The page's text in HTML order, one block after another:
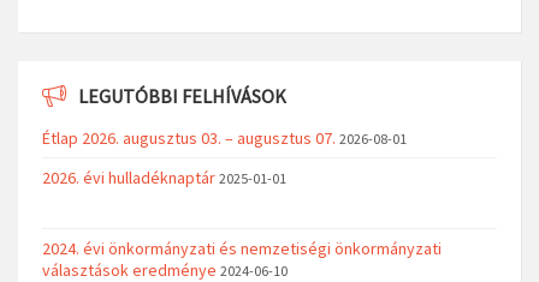
LEGUTÓBBI FELHÍVÁSOK
Étlap 2026. augusztus 03. – augusztus 07. 2026-08-01
2026. évi hulladéknaptár 2025-01-01
2024. évi önkormányzati és nemzetiségi önkormányzati
választások eredménye 2024-06-10